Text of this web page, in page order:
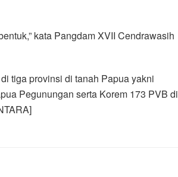
kata Pangdam XVII Cendrawasih
tiga provinsi di tanah Papua yakni
Pegunungan serta Korem 173 PVB di